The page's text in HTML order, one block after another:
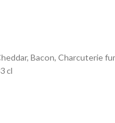
Bacon, Charcuterie
cl